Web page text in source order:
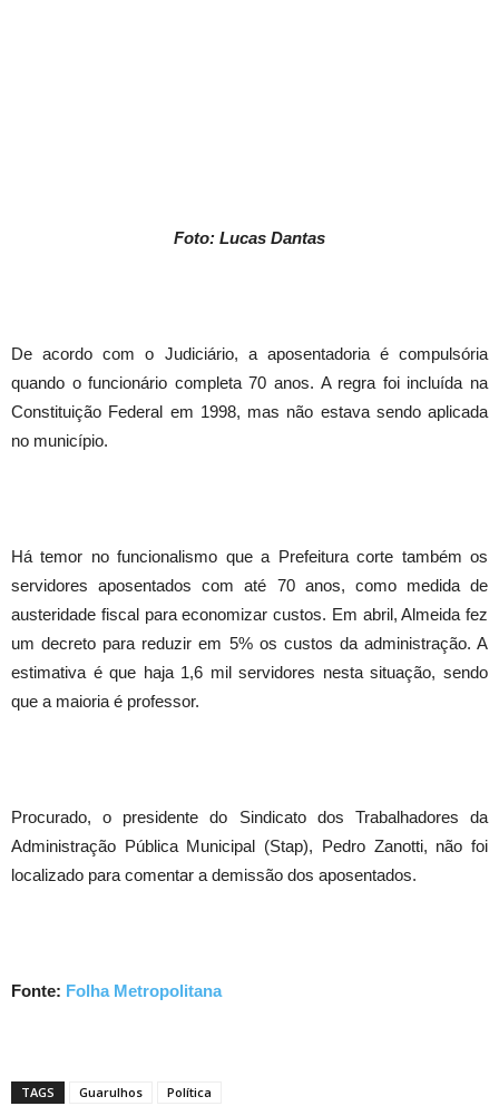
Foto: Lucas Dantas
De acordo com o Judiciário, a aposentadoria é compulsória
quando o funcionário completa 70 anos. A regra foi incluída na
Constituição Federal em 1998, mas não estava sendo aplicada
no município.
Há temor no funcionalismo que a Prefeitura corte também os
servidores aposentados com até 70 anos, como medida de
austeridade fiscal para economizar custos. Em abril, Almeida fez
um decreto para reduzir em 5% os custos da administração. A
estimativa é que haja 1,6 mil servidores nesta situação, sendo
que a maioria é professor.
Procurado, o presidente do Sindicato dos Trabalhadores da
Administração Pública Municipal (Stap), Pedro Zanotti, não foi
localizado para comentar a demissão dos aposentados.
Fonte: Folha Metropolitana
TAGS Guarulhos Política